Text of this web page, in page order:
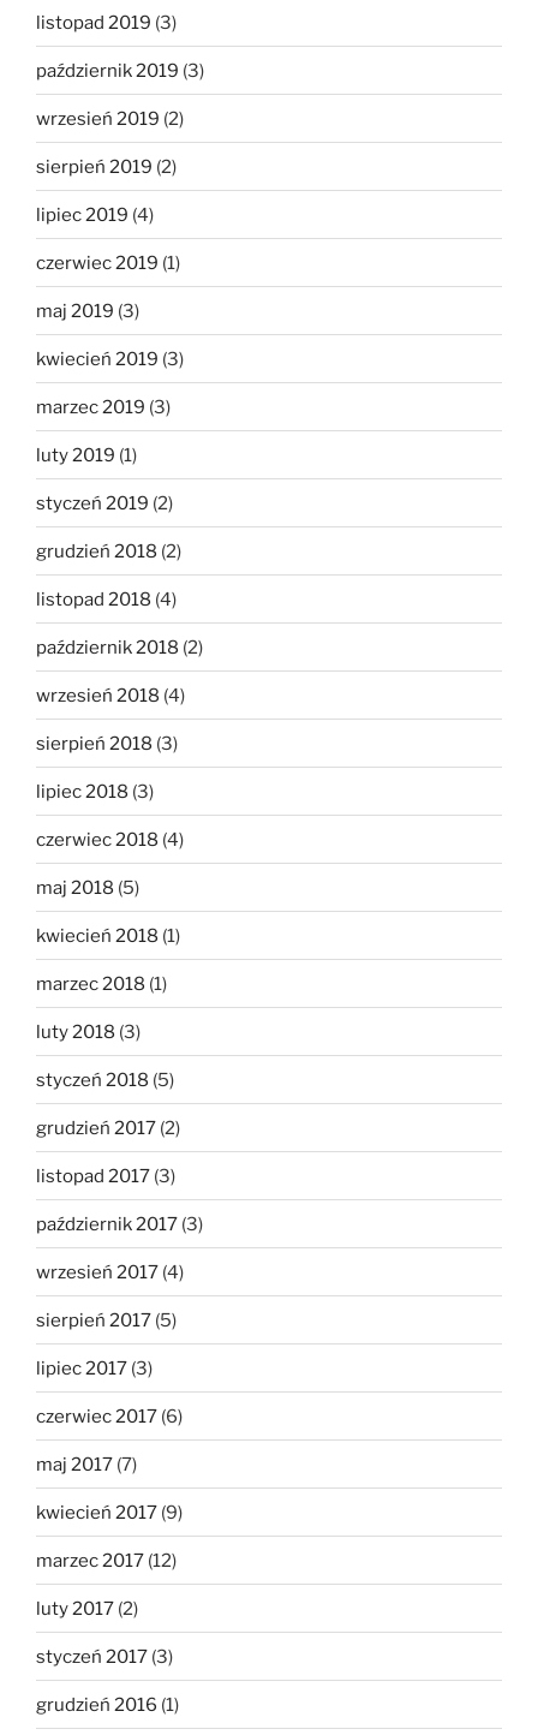
listopad 2019 (3)
październik 2019 (3)
wrzesień 2019 (2)
sierpień 2019 (2)
lipiec 2019 (4)
czerwiec 2019 (1)
maj 2019 (3)
kwiecień 2019 (3)
marzec 2019 (3)
luty 2019 (1)
styczeń 2019 (2)
grudzień 2018 (2)
listopad 2018 (4)
październik 2018 (2)
wrzesień 2018 (4)
sierpień 2018 (3)
lipiec 2018 (3)
czerwiec 2018 (4)
maj 2018 (5)
kwiecień 2018 (1)
marzec 2018 (1)
luty 2018 (3)
styczeń 2018 (5)
grudzień 2017 (2)
listopad 2017 (3)
październik 2017 (3)
wrzesień 2017 (4)
sierpień 2017 (5)
lipiec 2017 (3)
czerwiec 2017 (6)
maj 2017 (7)
kwiecień 2017 (9)
marzec 2017 (12)
luty 2017 (2)
styczeń 2017 (3)
grudzień 2016 (1)